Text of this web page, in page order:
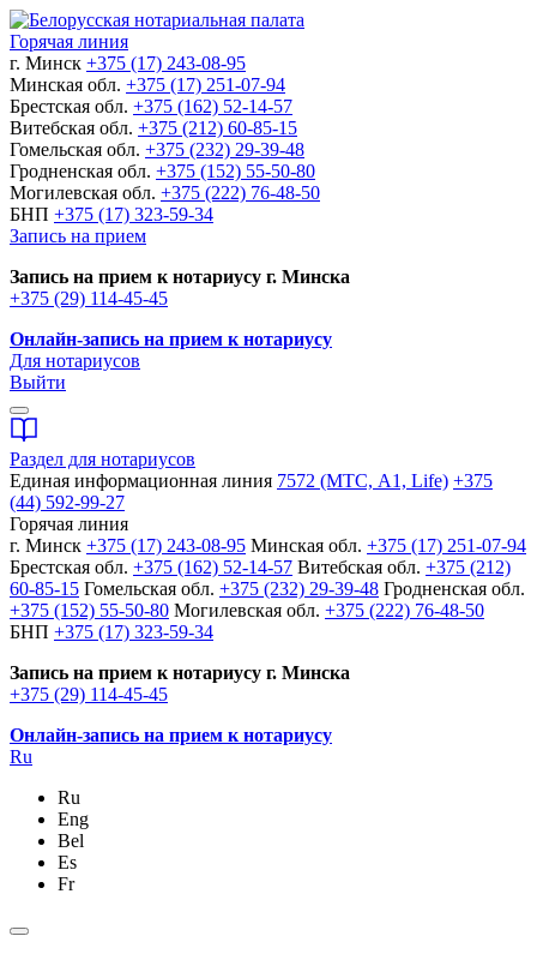
Горячая линия
г. Минск +375 (17) 243-08-95
Минская обл. +375 (17) 251-07-94
Брестская обл. +375 (162) 52-14-57
Витебская обл. +375 (212) 60-85-15
Гомельская обл. +375 (232) 29-39-48
Гродненская обл. +375 (152) 55-50-80
Могилевская обл. +375 (222) 76-48-50
БНП +375 (17) 323-59-34
Запись на прием
Запись на прием к нотариусу г. Минска
+375 (29) 114-45-45
Онлайн-запись на прием к нотариусу
Для нотариусов
Выйти
Раздел для нотариусов
Единая информационная линия 7572 (МТС, A1, Life) +375
(44) 592-99-27
Горячая линия
г. Минск +375 (17) 243-08-95 Минская обл. +375 (17) 251-07-94
Брестская обл. +375 (162) 52-14-57 Витебская обл. +375 (212)
60-85-15 Гомельская обл. +375 (232) 29-39-48 Гродненская обл.
+375 (152) 55-50-80 Могилевская обл. +375 (222) 76-48-50
БНП +375 (17) 323-59-34
Запись на прием к нотариусу г. Минска
+375 (29) 114-45-45
Онлайн-запись на прием к нотариусу
Ru
Ru
Eng
Bel
Es
Fr